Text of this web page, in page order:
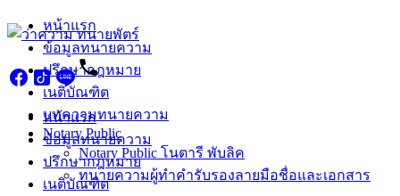
Skip
to
content
หน้าแรก
ข้อมูลทนายความ
ปรึกษากฎหมาย
เนติบัณฑิต
หน้าแรก
ข้อมูลทนายความ
ปรึกษากฎหมาย
เนติบัณฑิต
บทความทนายความ
Notary Public
Notary Public โนตารี พับลิค
ทนายความผู้ทำคำรับรองลายมือชื่อและเอกสาร